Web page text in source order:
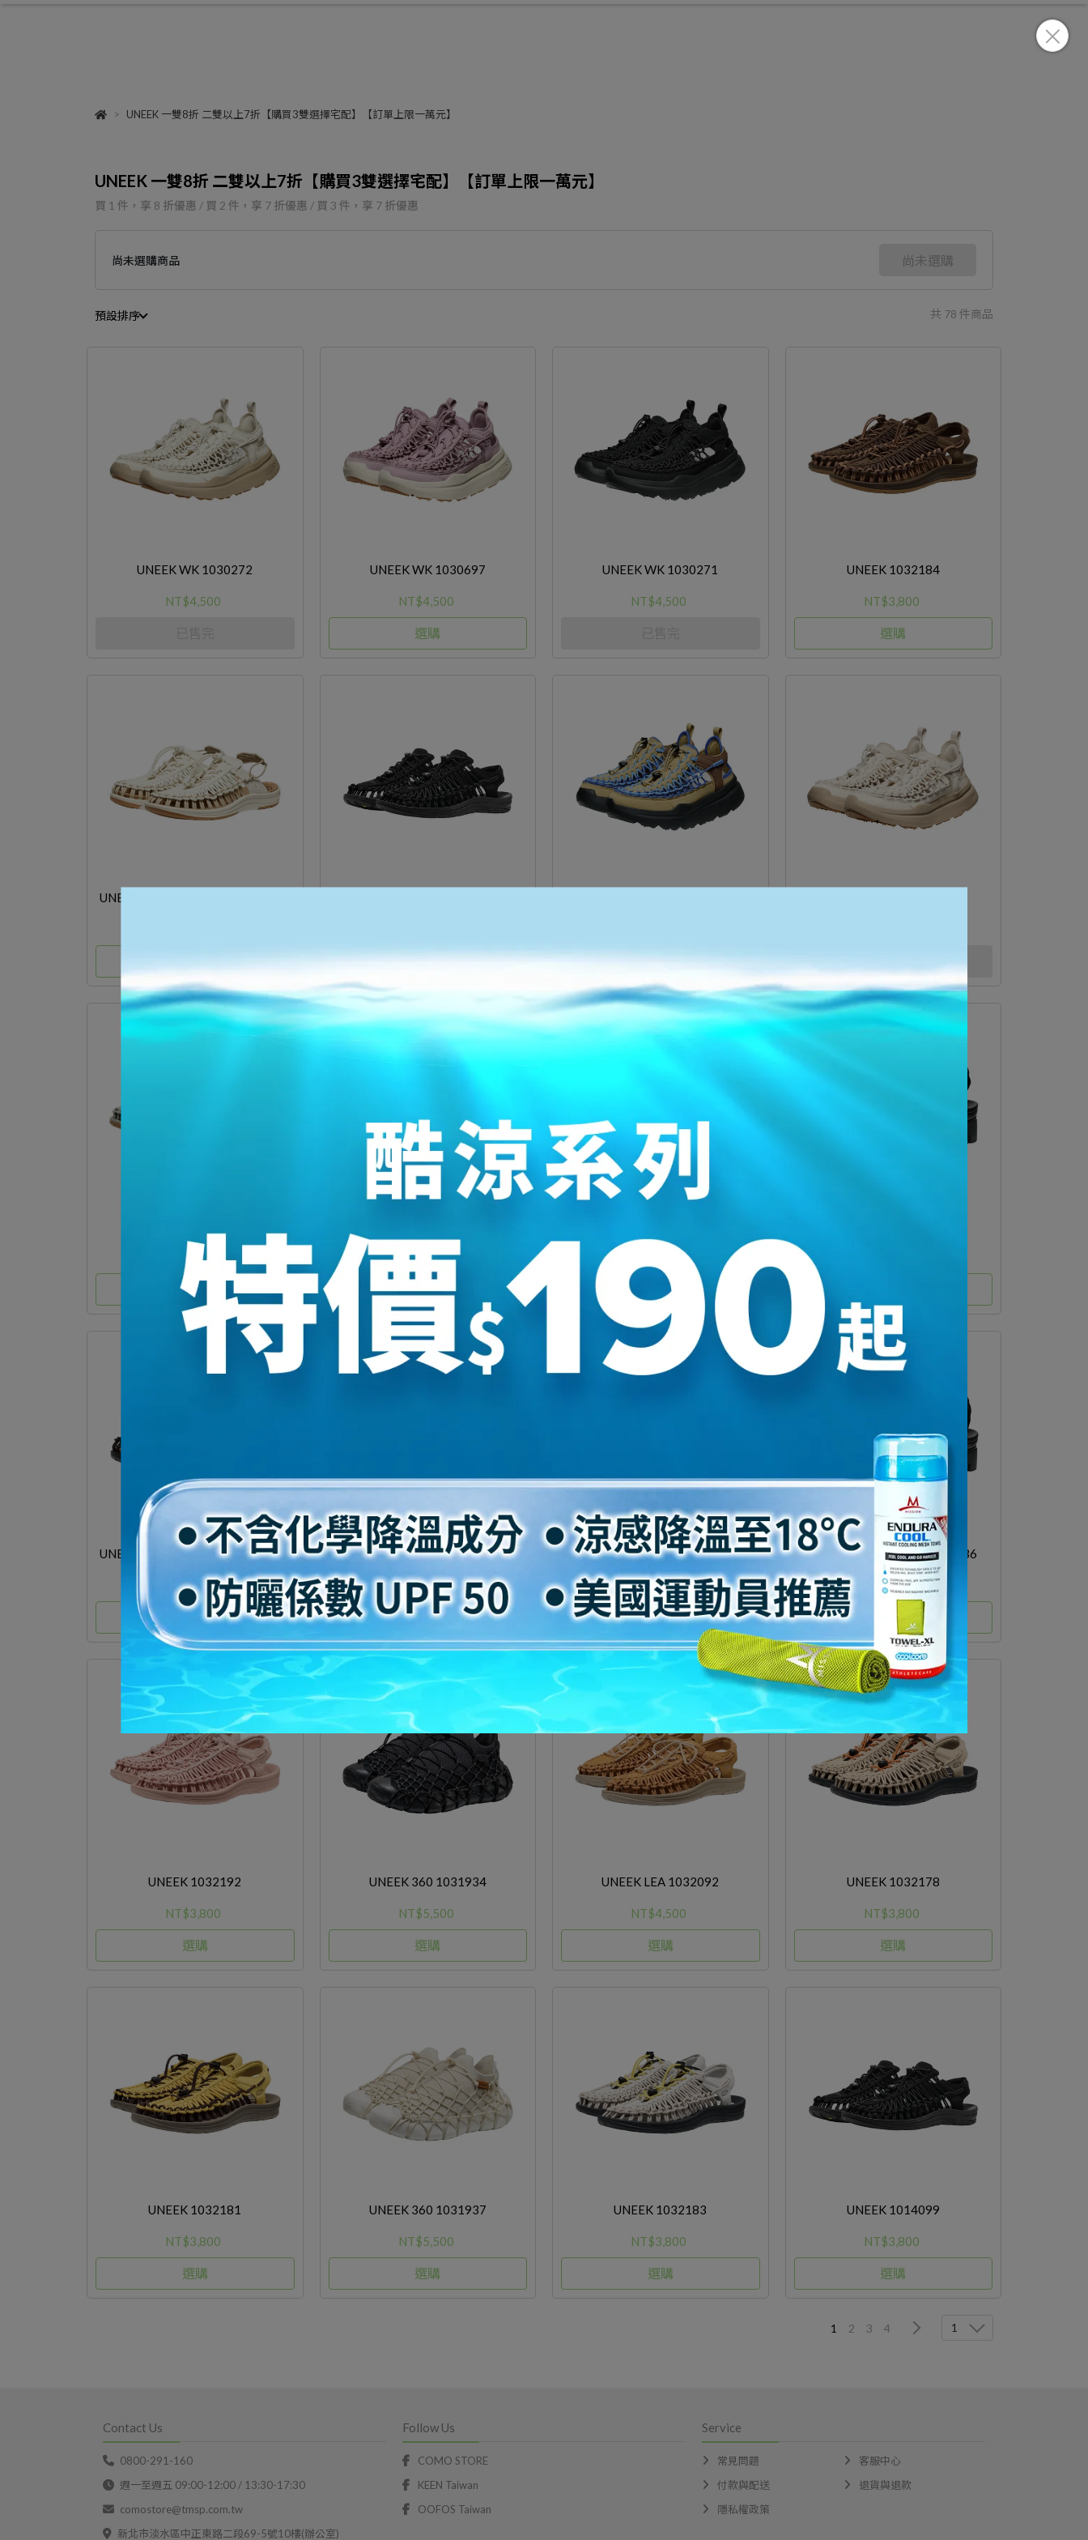
UNEEK 一雙8折 二雙以上7折【購買3雙選擇宅配】【訂單上限一萬元】
UNEEK 一雙8折 二雙以上7折【購買3雙選擇宅配】【訂單上限一萬元】
買 1 件， 享 8 折優惠 / 買 2 件， 享 7 折優惠 / 買 3 件， 享 7 折優惠
尚未選購商品 尚未選購
預設排序 共 78 件商品
UNEEK WK 1030272
NT$4,500
UNEEK WK 1030697
NT$4,500
選購
UNEEK WK 1030271
NT$4,500
UNEEK 1032184
NT$3,800
選購
UNEEK II CONVERTIBLE 1030201
選購 已售完
NT$3,800
選購
NT$4,200
已售完
NT$3,800
選購
UNEEK II CONVERTIBLE 1030680
NT$4,200
選購
UNEEK PLT 1030534
NT$5,200
選購
UNEEK 360 1031933
NT$5,500
選購
UNEEK PLT TASSELL 1030336
NT$5,200
選購
UNEEK 1032192
NT$3,800
選購
UNEEK 360 1031934
NT$5,500
選購
UNEEK LEA 1032092
NT$4,500
選購
UNEEK 1032178
NT$3,800
選購
UNEEK 1032181
NT$3,800
選購
UNEEK 360 1031937
NT$5,500
選購
UNEEK 1032183
NT$3,800
選購
UNEEK 1014099
NT$3,800
選購
1 2 3 4 1
Contact Us
0800-291-160
週一至週五 09:00-12:00 / 13:30-17:30
comostore@tmsp.com.tw
新北市淡水區中正東路二段69-5號10樓(辦公室)
Follow Us
COMO STORE
KEEN Taiwan
OOFOS Taiwan
Service
常見問題
客服中心
付款與配送
退貨與退款
隱私權政策